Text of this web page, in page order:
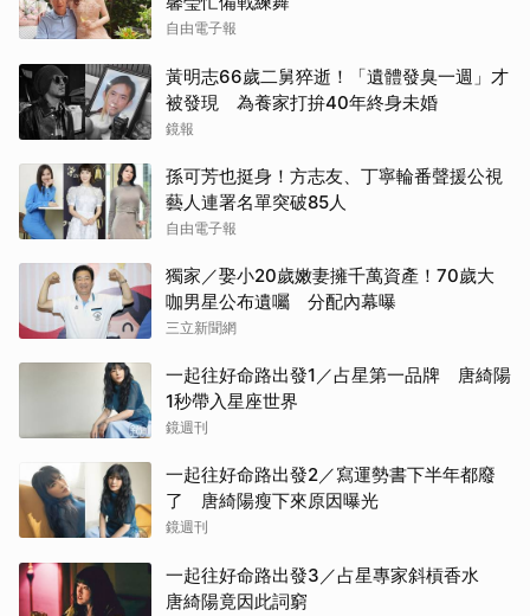
自由電子報
黃明志66歲二舅猝逝！「遺體發臭一週」才
被發現 為養家打拚40年終身未婚
鏡報
孫可芳也挺身！方志友、丁寧輪番聲援公視
藝人連署名單突破85人
自由電子報
獨家／娶小20歲嫩妻擁千萬資產！70歲大
咖男星公布遺囑 分配內幕曝
三立新聞網
一起往好命路出發1／占星第一品牌 唐綺陽
1秒帶入星座世界
鏡週刊
一起往好命路出發2／寫運勢書下半年都廢
了 唐綺陽瘦下來原因曝光
鏡週刊
一起往好命路出發3／占星專家斜槓香水
唐綺陽竟因此詞窮